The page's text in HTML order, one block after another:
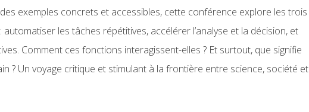
exemples concrets et accessibles, cette conférence explore les trois
automatiser les tâches répétitives, accélérer l’analyse et la décision, et
Comment ces fonctions interagissent-elles ? Et surtout, que signifie
? Un voyage critique et stimulant à la frontière entre science, société et